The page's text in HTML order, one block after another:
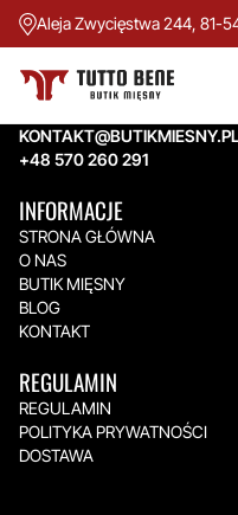
Aleja Zwycięstwa 244, 81-
TUTTO BENE BUTIK MIĘSNY
Aleja Zwycięstwa 244,
KONTAKT@BUTIKMIESNY.PL
+48 570 260 291
INFORMACJE
STRONA GŁÓWNA
O NAS
BUTIK MIĘSNY
BLOG
KONTAKT
REGULAMIN
REGULAMIN
POLITYKA PRYWATNOŚCI
DOSTAWA